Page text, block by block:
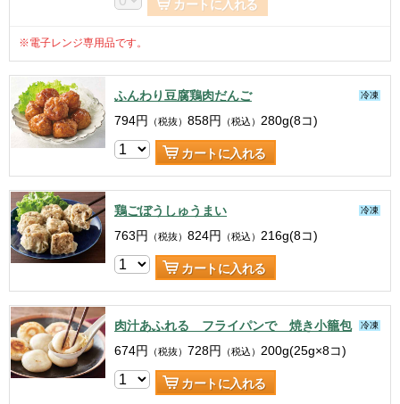
カートに入れる
※電子レンジ専用品です。
ふんわり豆腐鶏肉だんご 冷凍
794円 （税抜） 858円 （税込） 280g(8コ)
カートに入れる
鶏ごぼうしゅうまい 冷凍
763円 （税抜） 824円 （税込） 216g(8コ)
カートに入れる
肉汁あふれる フライパンで 焼き小籠包 冷凍
674円 （税抜） 728円 （税込） 200g(25g×8コ)
カートに入れる